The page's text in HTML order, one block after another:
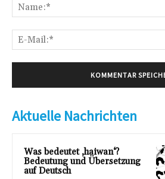
Aktuelle Nachrichten
Was bedeutet ‚haiwan‘?
Bedeutung und Übersetzung
auf Deutsch